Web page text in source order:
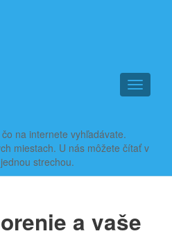
T
o
e
g
na internete vyhľadávate.
miestach. U nás môžete čítať v
strechou.
a vaše